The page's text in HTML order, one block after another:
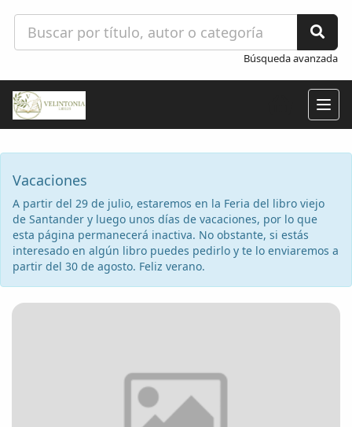
Búsqueda avanzada
Vacaciones
A partir del 29 de julio, estaremos en la Feria del libro viejo
de Santander y luego unos días de vacaciones, por lo que
esta página permanecerá inactiva. No obstante, si estás
interesado en algún libro puedes pedirlo y te lo enviaremos a
partir del 30 de agosto. Feliz verano.